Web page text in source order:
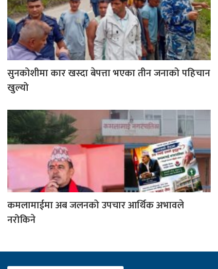
सुनकोशीमा कार खस्दा बेपत्ता भएका तीन जनाको पहिचान
खुल्यो
कमलामाईमा अब जलनको उपचार आर्थिक अभावले
नरोकिने